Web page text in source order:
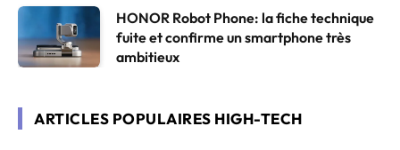
HONOR Robot Phone: la fiche technique
fuite et confirme un smartphone très
ambitieux
ARTICLES POPULAIRES HIGH-TECH